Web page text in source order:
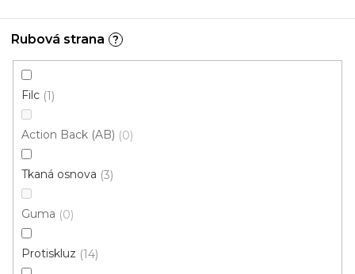
Rubová strana ?
Filc 1
Action Back (AB) 0
Tkaná osnova 3
Guma 0
Protiskluz 14
Skladem, ihned k odeslání
378 Kč
60x100 cm